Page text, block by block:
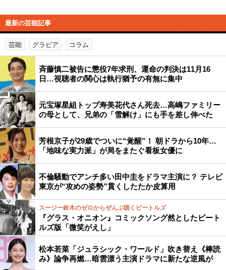
最新の芸能記事
芸能 グラビア コラム
斉藤慎二被告に懲役7年求刑、運命の判決は11月16
日…視聴者の関心は執行猶予の有無に集中
元宝塚星組トップ寿美花代さん死去…高嶋ファミリー
の母として、兄弟の「雪解け」にも手を差し伸べた
芳根京子が29歳でついに“覚醒”！ 朝ドラから10年…
「地味な実力派」が局をまたぐ看板女優に
不倫騒動でアンチ多い田中圭をドラマ主演に？ テレビ
東京が“攻めの姿勢”貫くしたたか皮算用
スージー鈴木のゼロからぜんぶ聴くビートルズ
『グラス・オニオン』コミックソング然としたビート
ルズ版「微笑がえし」
松本若菜「ジュラシック・ワールド」吹き替え《棒読
み》論争再燃…暗雲漂う主演ドラマに新たな逆風が